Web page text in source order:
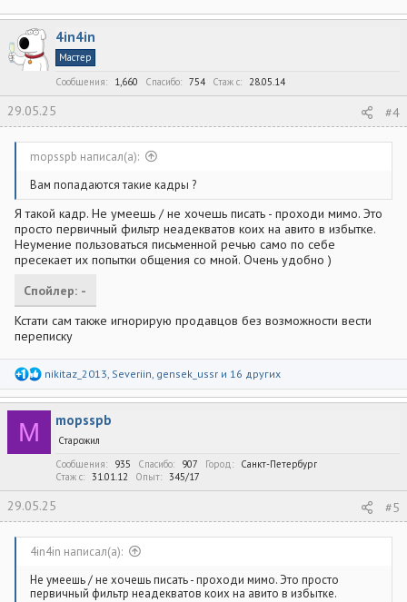
4in4in
Мастер
Сообщения
1,660 Спасибо 754 Стаж c 28.05.14
29.05.25 #4
mopsspb написал(а):
Вам попадаются такие кадры ?
Я такой кадр. Не умеешь / не хочешь писать - проходи мимо. Это
просто первичный фильтр неадекватов коих на авито в избытке.
Неумение пользоваться письменной речью само по себе
пресекает их попытки общения со мной. Очень удобно )
Спойлер: -
Кстати сам также игнорирую продавцов без возможности вести
переписку
Р
а
к
nikitaz_2013, Severiin, gensek_ussr и 16 других
M mopsspb
Старожил
Сообщения
935 Спасибо 907 Город
Санкт-Петербург
Стаж c
31.01.12 Опыт 345/17
29.05.25 #5
4in4in написал(а):
Не умеешь / не хочешь писать - проходи мимо. Это просто
первичный фильтр неадекватов коих на авито в избытке.